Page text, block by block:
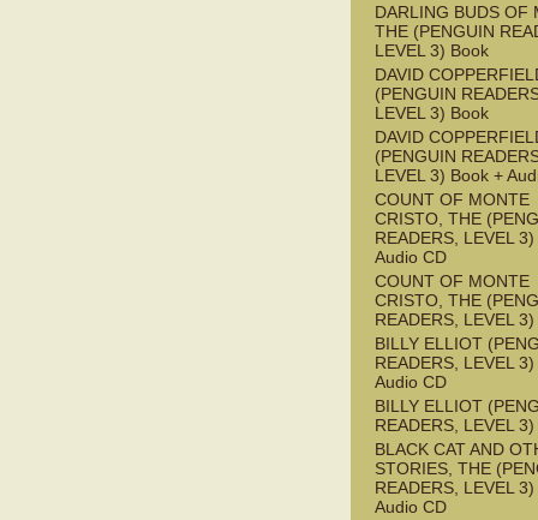
DARLING BUDS OF
THE (PENGUIN
LEVEL 3) Book
DAVID
(PENGUIN
LEVEL 3) Book
DAVID
(PENGUIN
LEVEL 3) Book +
COUNT OF MONTE
CRISTO, THE
READERS, LEVEL
Audio CD
COUNT OF MONTE
CRISTO, THE
READERS, LEVEL
BILLY ELLIOT
READERS, LEVEL
Audio CD
BILLY ELLIOT
READERS, LEVEL
BLACK CAT AND
STORIES, THE
READERS, LEVEL
Audio CD